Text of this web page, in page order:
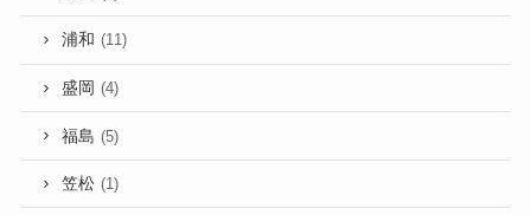
浦和 (11)
盛岡 (4)
福島 (5)
笠松 (1)